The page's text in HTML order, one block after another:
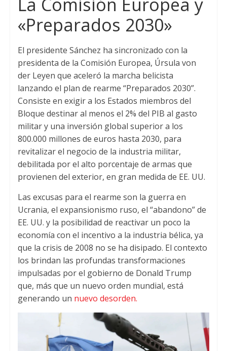
La Comisión Europea y
«Preparados 2030»
El presidente Sánchez ha sincronizado con la
presidenta de la Comisión Europea, Úrsula von
der Leyen que aceleró la marcha belicista
lanzando el plan de rearme “Preparados 2030”.
Consiste en exigir a los Estados miembros del
Bloque destinar al menos el 2% del PIB al gasto
militar y una inversión global superior a los
800.000 millones de euros hasta 2030, para
revitalizar el negocio de la industria militar,
debilitada por el alto porcentaje de armas que
provienen del exterior, en gran medida de EE. UU.
Las excusas para el rearme son la guerra en
Ucrania, el expansionismo ruso, el “abandono” de
EE. UU. y la posibilidad de reactivar un poco la
economía con el incentivo a la industria bélica, ya
que la crisis de 2008 no se ha disipado. El contexto
los brindan las profundas transformaciones
impulsadas por el gobierno de Donald Trump
que, más que un nuevo orden mundial, está
generando un nuevo desorden.